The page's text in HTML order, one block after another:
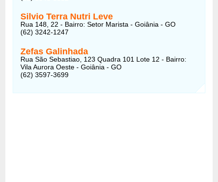
Silvio Terra Nutri Leve
Rua 148, 22 - Bairro: Setor Marista - Goiânia - GO
(62) 3242-1247
Zefas Galinhada
Rua São Sebastiao, 123 Quadra 101 Lote 12 - Bairro:
Vila Aurora Oeste - Goiânia - GO
(62) 3597-3699